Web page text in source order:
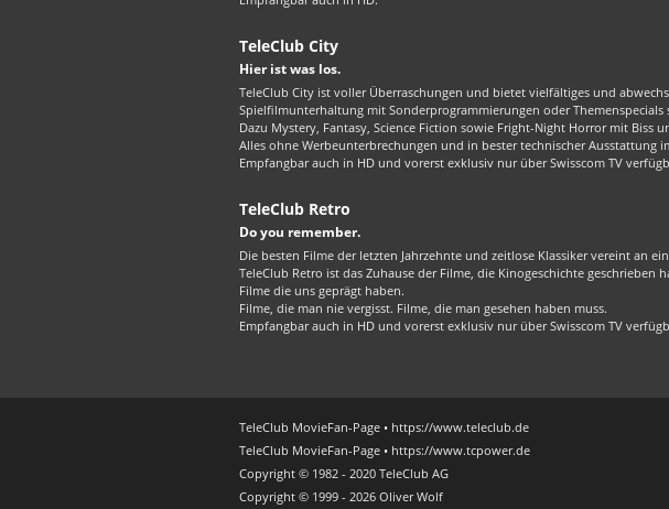
TeleClub City
Hier ist was los.
TeleClub City ist voller Überraschungen und bietet vielfältiges und
Spielfilmunterhaltung mit Sonderprogrammierungen oder
Dazu Mystery, Fantasy, Science Fiction sowie Fright-Night Horror mit Biss
Alles ohne Werbeunterbrechungen und in bester technischer Ausstattung
Empfangbar auch in HD und vorerst exklusiv nur über Swisscom TV
TeleClub Retro
Do you remember.
Die besten Filme der letzten Jahrzehnte und zeitlose Klassiker vereint an
TeleClub Retro ist das Zuhause der Filme, die Kinogeschichte geschrieben
Filme die uns geprägt haben.
Filme, die man nie vergisst. Filme, die man gesehen haben muss.
Empfangbar auch in HD und vorerst exklusiv nur über Swisscom TV
TeleClub MovieFan-Page • https://www.teleclub.de
TeleClub MovieFan-Page • https://www.tcpower.de
Copyright © 1982 - 2020 TeleClub AG
Copyright © 1999 - 2026 Oliver Wolf